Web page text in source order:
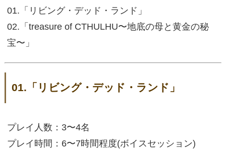
01.「リビング・デッド・ランド」
02.「treasure of CTHULHU〜地底の母と黄金の秘
宝〜」
01.「リビング・デッド・ランド」
プレイ人数：3〜4名
プレイ時間：6〜7時間程度(ボイスセッション)